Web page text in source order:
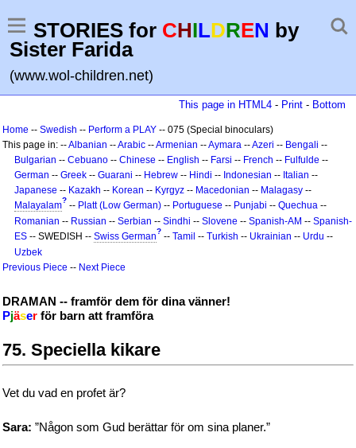
STORIES for CHILDREN by
Sister Farida
(www.wol-children.net)
This page in HTML4 - Print - Bottom
Home -- Swedish -- Perform a PLAY -- 075 (Special binoculars)
This page in: --Albanian --Arabic --Armenian --Aymara --Azeri -- Bengali --
Bulgarian -- Cebuano -- Chinese -- English -- Farsi -- French -- Fulfulde --
German -- Greek -- Guarani -- Hebrew -- Hindi -- Indonesian -- Italian --
Japanese -- Kazakh -- Korean -- Kyrgyz -- Macedonian -- Malagasy --
Malayalam? -- Platt (Low German) -- Portuguese -- Punjabi -- Quechua --
Romanian -- Russian -- Serbian -- Sindhi -- Slovene -- Spanish-AM -- Spanish-
ES -- SWEDISH -- Swiss German? -- Tamil -- Turkish -- Ukrainian -- Urdu --
Uzbek
Previous Piece -- Next Piece
DRAMAN -- framför dem för dina vänner!
Pjäser för barn att framföra
75. Speciella kikare
Vet du vad en profet är?
Sara: ”Någon som Gud berättar för om sina planer.”